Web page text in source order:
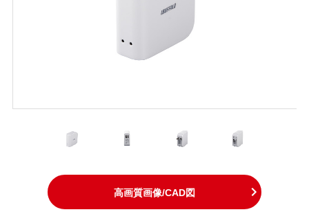
高画質画像/CAD図